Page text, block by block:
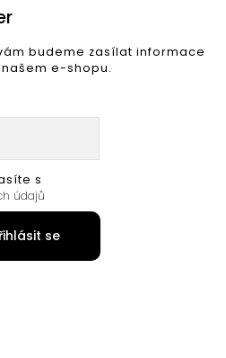
budeme zasílat informace
e-shopu.
s
údajů
se